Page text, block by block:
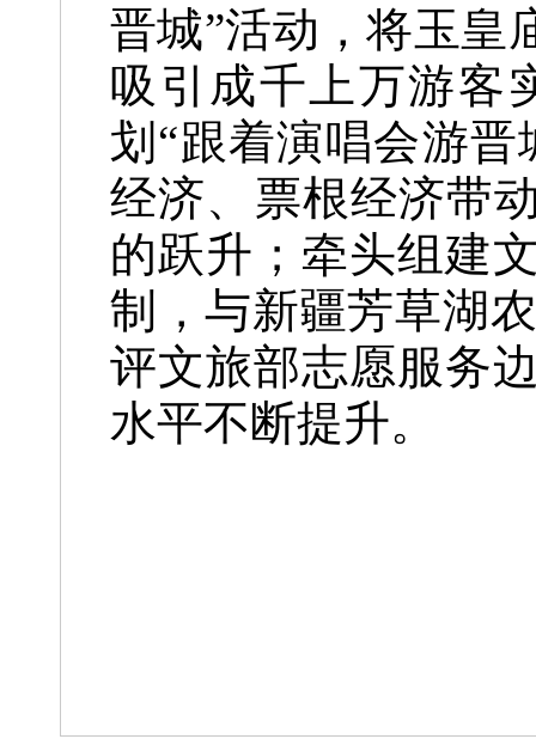
晋城”活动，将玉皇
吸引成千上万游客
划“跟着演唱会游
经济、票根经济带
的跃升；牵头组建
制，与新疆芳草湖
评文旅部志愿服务
水平不断提升。